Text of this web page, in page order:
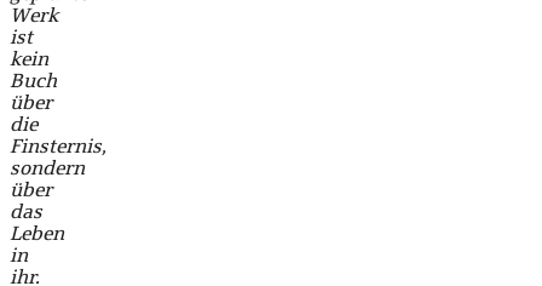
Werk
ist
kein
Buch
über
die
Finsternis,
sondern
über
das
Leben
in
ihr.